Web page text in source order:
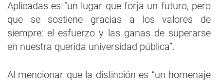
Aplicadas es “un lugar que forja un futuro, pero
que se sostiene gracias a los valores de
siempre: el esfuerzo y las ganas de superarse
en nuestra querida universidad pública”.
Al mencionar que la distinción es “un homenaje